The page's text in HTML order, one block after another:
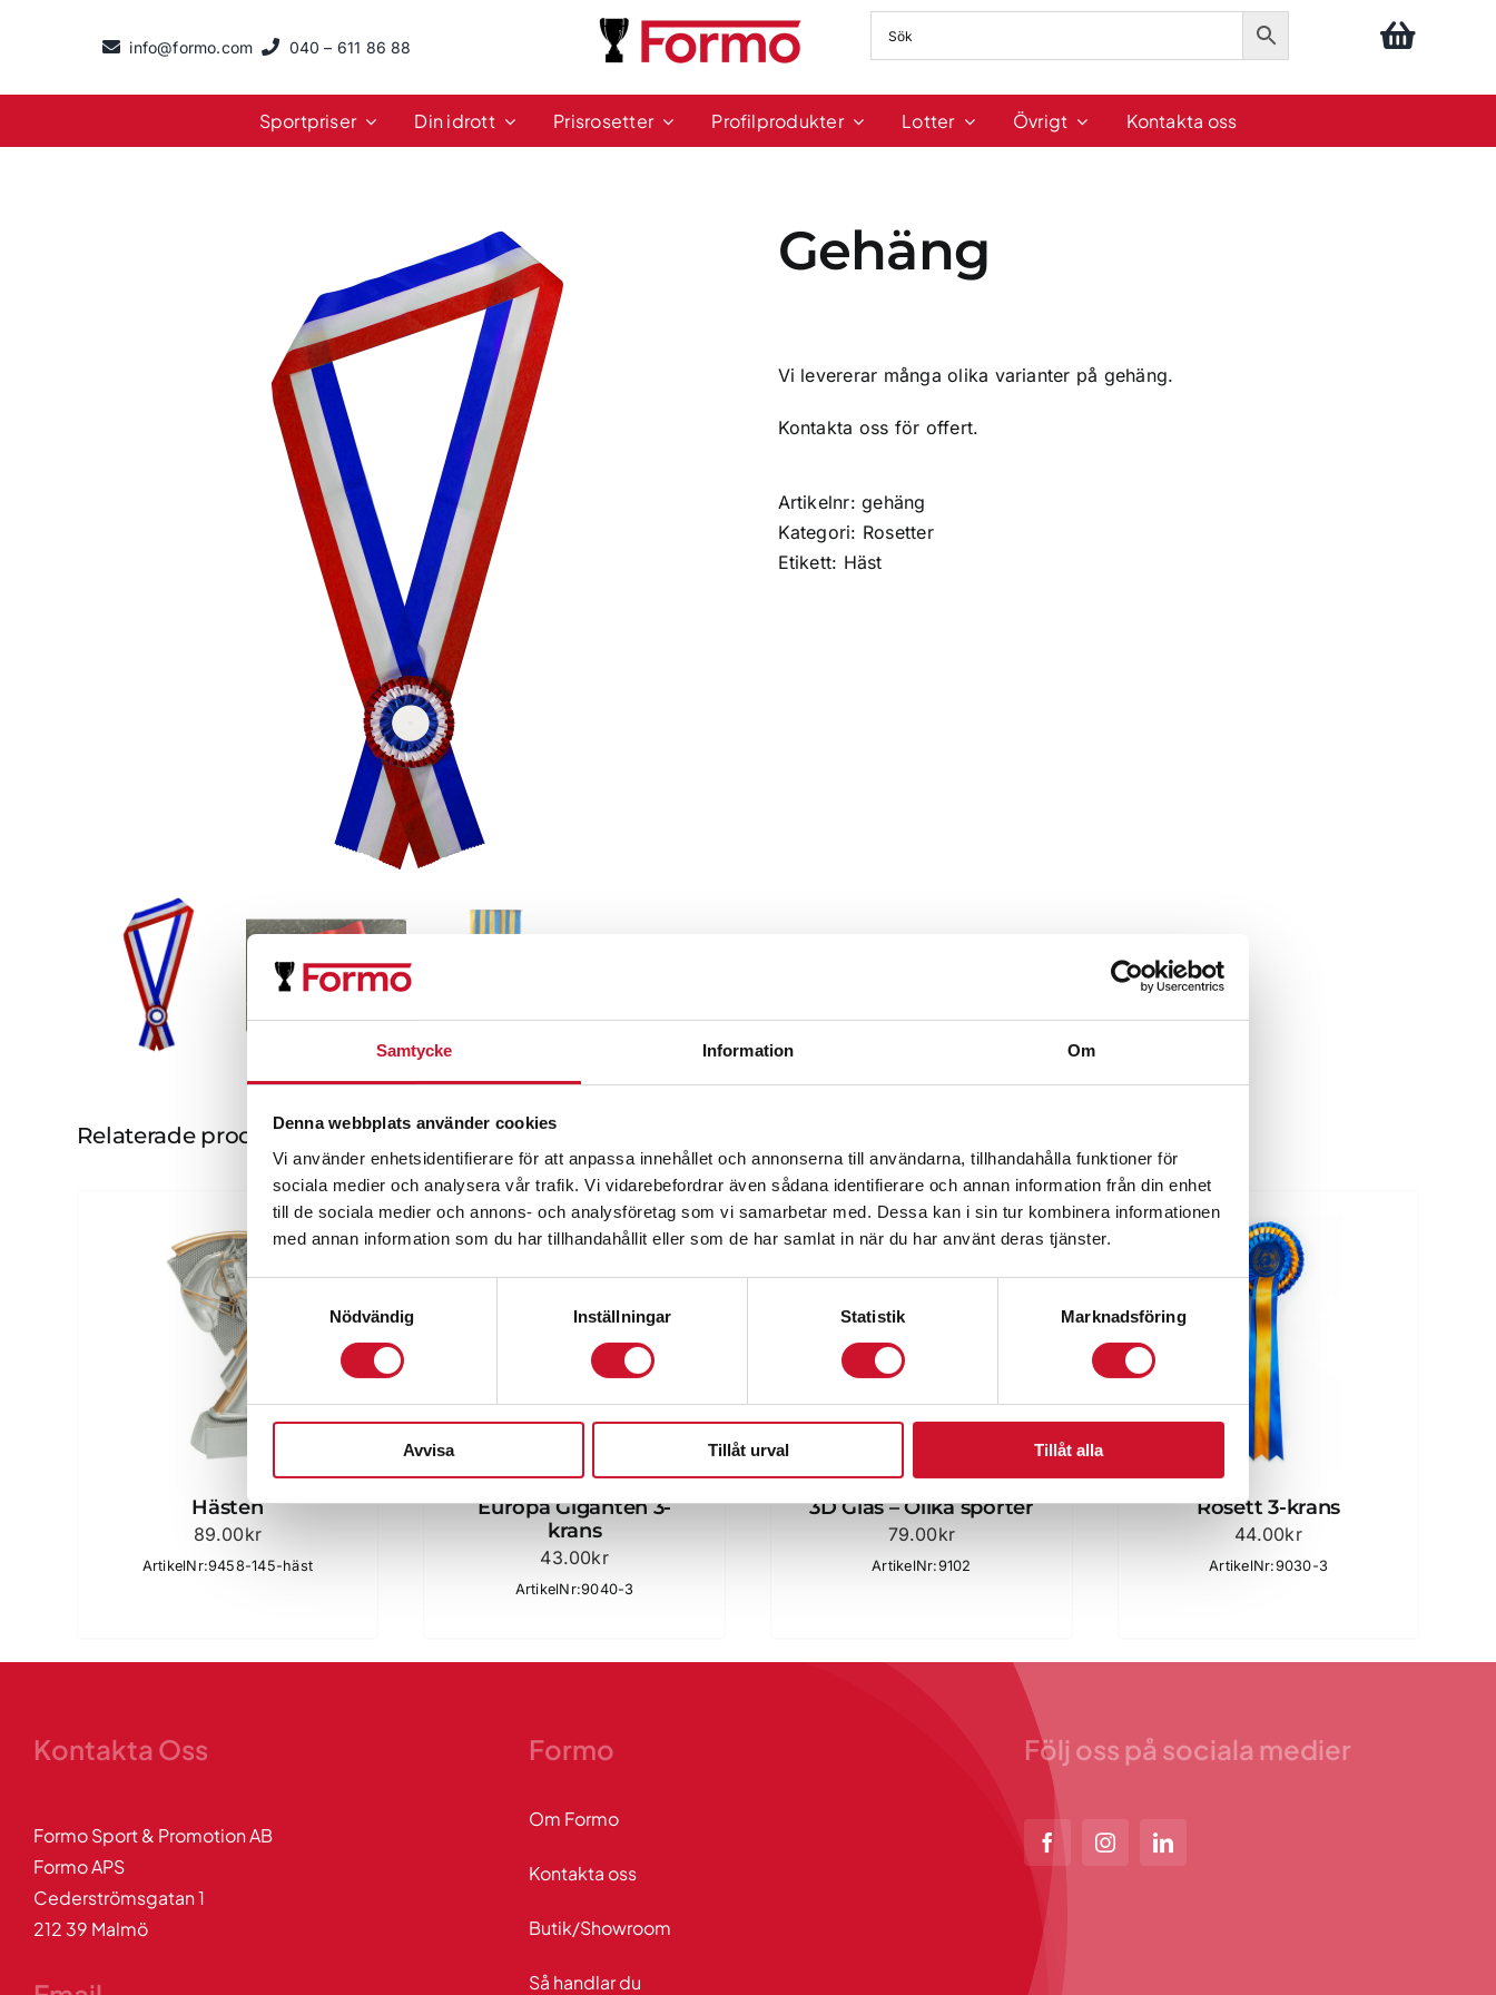
Samtycke Information Om
Denna webbplats använder cookies
Vi använder enhetsidentifierare för att anpassa innehållet och annonserna till användarna, tillhandahålla funktioner för
sociala medier och analysera vår trafik. Vi vidarebefordrar även sådana identifierare och annan information från din enhet
till de sociala medier och annons- och analysföretag som vi samarbetar med. Dessa kan i sin tur kombinera informationen
med annan information som du har tillhandahållit eller som de har samlat in när du har använt deras tjänster.
Samtyckesval
Nödvändig
Inställningar Statistik Marknadsföring
Avvisa Tillåt urval Tillåt alla
info@formo.com 040 – 611 86 88
Sportpriser Din idrott Prisrosetter Profilprodukter Lotter Övrigt Kontakta oss
Gehäng
Vi levererar många olika varianter på gehäng.
Kontakta oss för offert.
Artikelnr:gehäng
Kategori: Rosetter
Etikett: Häst
Relaterade produkter
Hästen
89.00kr
ArtikelNr:9458-145-häst
Europa Giganten 3-
krans
43.00kr
ArtikelNr:9040-3
3D Glas – Olika sporter
79.00kr
ArtikelNr:9102
Rosett 3-krans
44.00kr
ArtikelNr:9030-3
Kontakta Oss
Formo Sport & Promotion AB
Formo APS
Cederströmsgatan 1
212 39 Malmö
Formo
Om Formo
Kontakta oss
Butik/Showroom
Så handlar du
Följ oss på sociala medier